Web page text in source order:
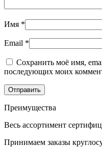
Имя *
Email *
Сохранить моё имя,
последующих моих
Преимущества
Весь ассортимент
Принимаем заказы